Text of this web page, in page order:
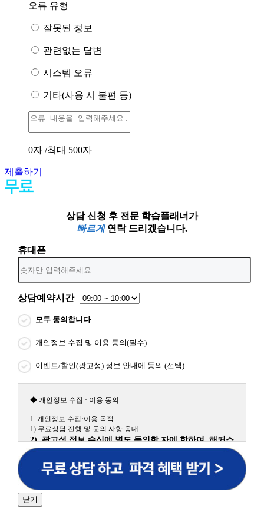
오류 유형
잘못된 정보
관련없는 답변
시스템 오류
기타(사용 시 불편 등)
0자 /최대 500자
제출하기
상담 신청 후 전문 학습플래너가
빠르게연락 드리겠습니다.
휴대폰
상담예약시간
모두 동의합니다
개인정보 수집 및 이용 동의(필수)
이벤트/할인(광고성) 정보 안내에 동의 (선택)
◆ 개인정보 수집 · 이용 동의
1. 개인정보 수집·이용 목적
1) 무료상담 진행 및 문의 사항 응대
2) 광고성 정보 수신에 별도 동의한 자에 한하여 해커스
원격평생교육원을 비롯한 해커스 교육그룹의 새로운 서
비스 신상품이나 이벤트, 최신 정보 안내 등 신청자의 취
향에 맞는 최적의 서비스를 제공하기 위함.
어, 해커스일본어, 해커스잡, 해커스금융, 해커스임용, 해커스공무
원, 해커스경찰, 해커스소방, 해커스공인중개사, 해커스주택관리
닫기